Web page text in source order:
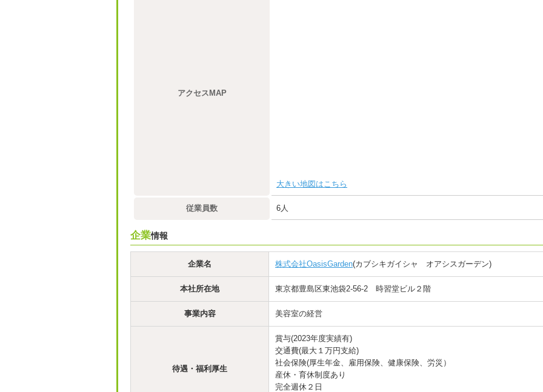
アクセスMAP
大きい地図はこちら
従業員数 6人
企業情報
企業名 株式会社OasisGarden(カブシキガイシャ オアシスガーデン)
本社所在地 東京都豊島区東池袋2-56-2 時習堂ビル２階
事業内容 美容室の経営
待遇・福利厚生
賞与(2023年度実績有)
交通費(最大１万円支給)
社会保険(厚生年金、雇用保険、健康保険、労災）
産休・育休制度あり
完全週休２日